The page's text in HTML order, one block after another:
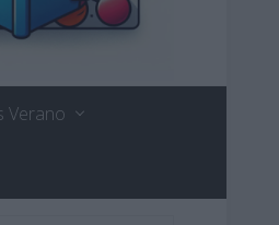
Verano